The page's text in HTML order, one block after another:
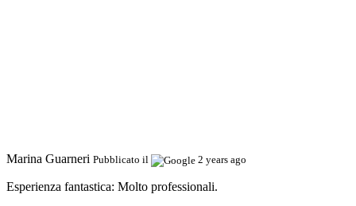
Marina Guarneri Pubblicato il 2 years ago
Esperienza fantastica: Molto professionali.